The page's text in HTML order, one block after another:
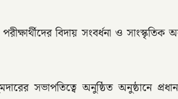
বিদায় সংবর্ধনা ও
সভাপতিত্বে অনুষ্ঠিত অনুষ্ঠানে